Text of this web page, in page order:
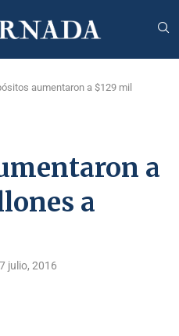
aumentaron a $129 mil
a
a
julio, 2016